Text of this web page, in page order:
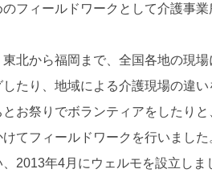
のフィールドワークとして介護事
北から福岡まで、全国各地の現
したり、地域による介護現場の違
とお祭りでボランティアをしたり
けてフィールドワークを行いまし
、2013年4月にウェルモを設立しま